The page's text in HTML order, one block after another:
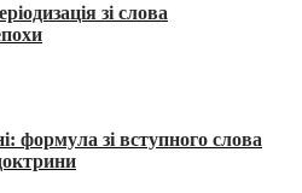
зі слова
формула зі вступного слова